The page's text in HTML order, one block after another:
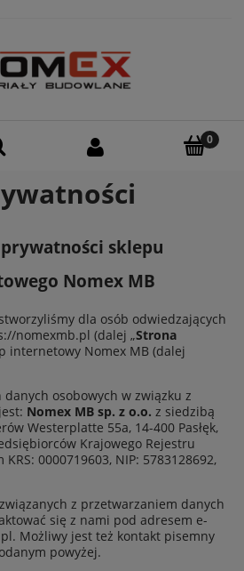
sklepu
Nomex MB
dla osób odwiedzających
nomexmb.pl (dalej „Strona
internetowy Nomex MB (dalej
osobowych w związku z
Nomex MB sp. z o.o. z siedzibą
Westerplatte 55a, 14-400 Pasłęk,
Krajowego Rejestru
0000719603, NIP: 5783128692,
z przetwarzaniem danych
się z nami pod adresem e-
Możliwy jest też kontakt pisemny
powyżej.